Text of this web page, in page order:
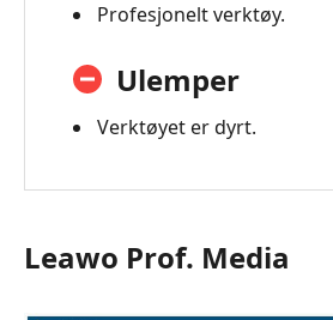
Profesjonelt verktøy.
Ulemper
Verktøyet er dyrt.
Leawo Prof. Media